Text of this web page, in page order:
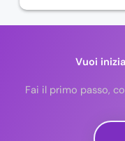
Vuoi
Fai il primo passo,